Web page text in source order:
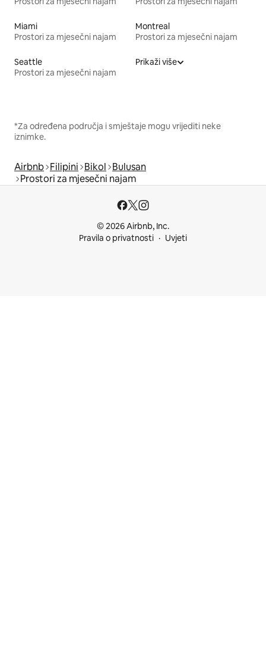
Miami
Prostori za mjesečni najam
Montreal
Prostori za mjesečni najam
Seattle
Prostori za mjesečni najam
Prikaži više
*Za određena područja i smještaje mogu vrijediti neke
iznimke.
Airbnb Filipini Bikol Bulusan
Prostori za mjesečni najam
© 2026 Airbnb, Inc.
Pravila o privatnosti
Uvjeti